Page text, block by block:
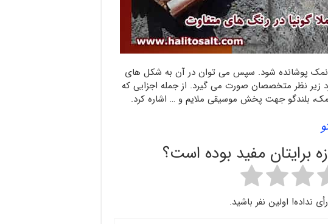
پوشانده شود. سپس می توان در آن به شکل های
زیر نظر متخصصان صورت می گیرد. از جمله اجزایی که
نمک، بلندگو جهت پخش موسیقی ملایم و … اشاره کرد.
برایتان مفید بوده است؟
نداده! اولین نفر باشید.